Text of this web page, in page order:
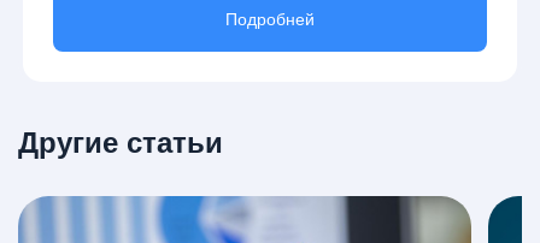
Подробней
Другие статьи